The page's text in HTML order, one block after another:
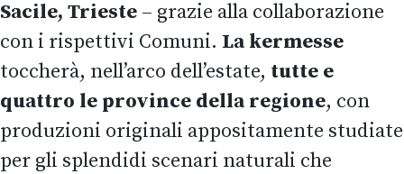
Sacile, Trieste – grazie alla collaborazione
con i rispettivi Comuni. La kermesse
toccherà, nell’arco dell’estate, tutte e
quattro le province della regione, con
produzioni originali appositamente studiate
per gli splendidi scenari naturali che